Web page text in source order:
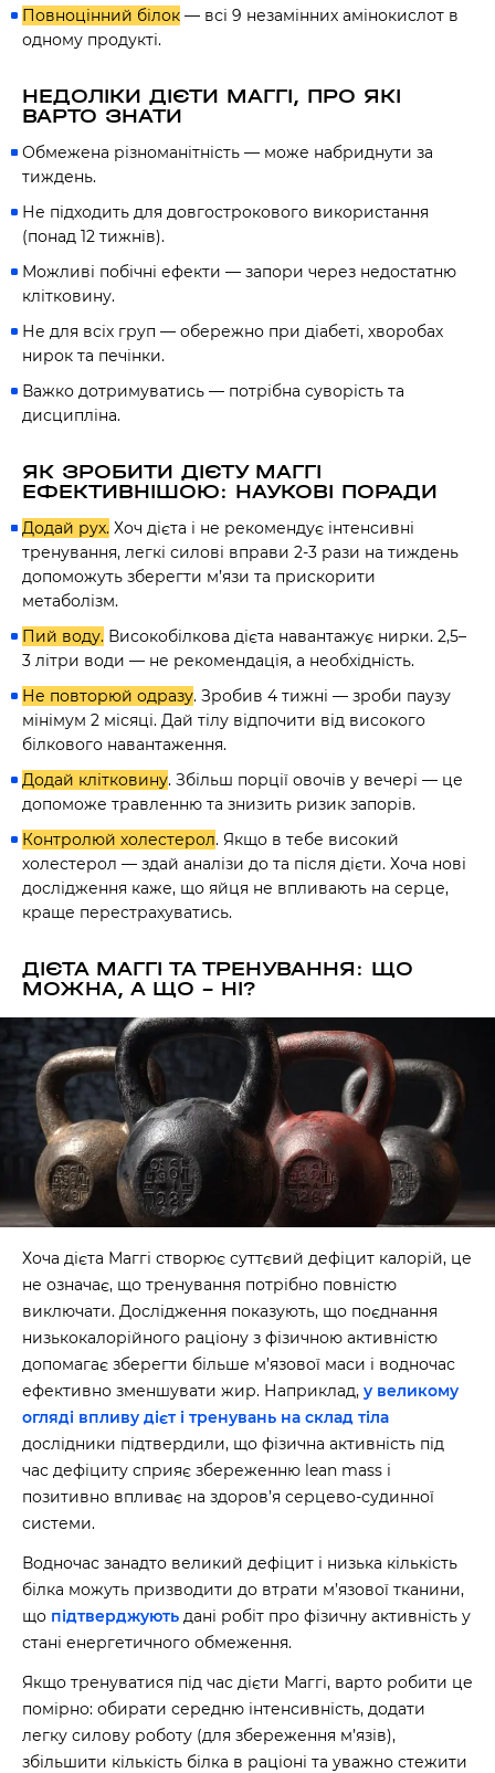
Повноцінний білок — всі 9 незамінних амінокислот в
одному продукті.
НЕДОЛІКИ ДІЄТИ МАГГІ, ПРО ЯКІ
ВАРТО ЗНАТИ
Обмежена різноманітність — може набриднути за
тиждень.
Не підходить для довгострокового використання
(понад 12 тижнів).
Можливі побічні ефекти — запори через недостатню
клітковину.
Не для всіх груп — обережно при діабеті, хворобах
нирок та печінки.
Важко дотримуватись — потрібна суворість та
дисципліна.
ЯК ЗРОБИТИ ДІЄТУ МАГГІ
ЕФЕКТИВНІШОЮ: НАУКОВІ ПОРАДИ
Додай рух. Хоч дієта і не рекомендує інтенсивні
тренування, легкі силові вправи 2-3 рази на тиждень
допоможуть зберегти м’язи та прискорити
метаболізм.
Пий воду. Високобілкова дієта навантажує нирки. 2,5–
3 літри води — не рекомендація, а необхідність.
Не повторюй одразу. Зробив 4 тижні — зроби паузу
мінімум 2 місяці. Дай тілу відпочити від високого
білкового навантаження.
Додай клітковину. Збільш порції овочів у вечері — це
допоможе травленню та знизить ризик запорів.
Контролюй холестерол. Якщо в тебе високий
холестерол — здай аналізи до та після дієти. Хоча нові
дослідження каже, що яйця не впливають на серце,
краще перестрахуватись.
ДІЄТА МАГГІ ТА ТРЕНУВАННЯ: ЩО
МОЖНА, А ЩО – НІ?
Хоча дієта Маггі створює суттєвий дефіцит калорій, це
не означає, що тренування потрібно повністю
виключати. Дослідження показують, що поєднання
низькокалорійного раціону з фізичною активністю
допомагає зберегти більше м’язової маси і водночас
ефективно зменшувати жир. Наприклад, у великому
огляді впливу дієт і тренувань на склад тіла
дослідники підтвердили, що фізична активність під
час дефіциту сприяє збереженню lean mass і
позитивно впливає на здоров’я серцево-судинної
системи.
Водночас занадто великий дефіцит і низька кількість
білка можуть призводити до втрати м’язової тканини,
що підтверджують дані робіт про фізичну активність у
стані енергетичного обмеження.
Якщо тренуватися під час дієти Маггі, варто робити це
помірно: обирати середню інтенсивність, додати
легку силову роботу (для збереження м’язів),
збільшити кількість білка в раціоні та уважно стежити